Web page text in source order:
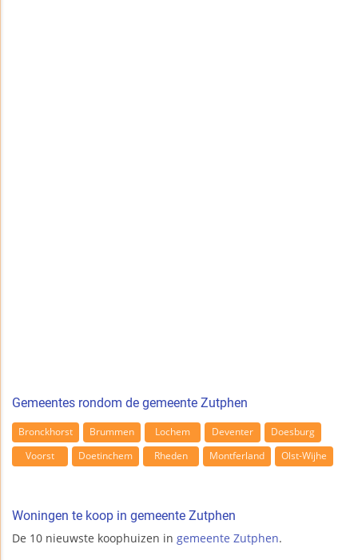
Gemeentes rondom de gemeente Zutphen
Bronckhorst Brummen Lochem Deventer
Doesburg
Voorst
Doetinchem Rheden Montferland Olst-Wijhe
Woningen te koop in gemeente Zutphen
De 10 nieuwste koophuizen in gemeente Zutphen.